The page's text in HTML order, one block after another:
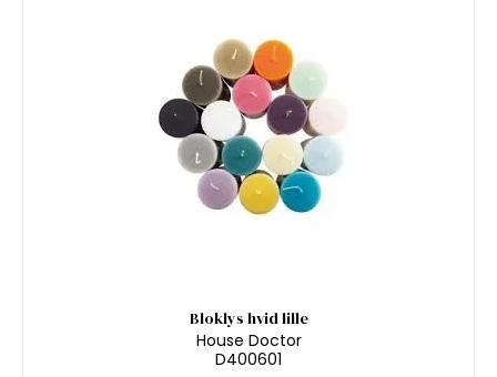
Bloklys hvid lille
House Doctor
D400601